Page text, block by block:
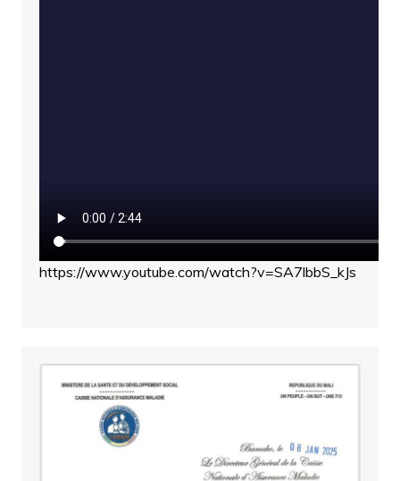
https://www.youtube.com/watch?v=SA7lbbS_kJs